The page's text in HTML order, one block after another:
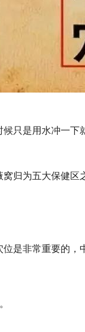
只是用水冲一下
归为五大保健
是非常重要的，